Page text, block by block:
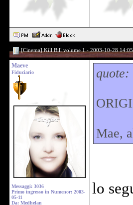
[Cinema] Kill Bill volume 1 - 2003-10-28
Maeve
Fiduciario
Messaggi: 3036
Primo ingresso in Numenor: 2003-
05-11
Da: Medhelan
quote:
Mae,
lo